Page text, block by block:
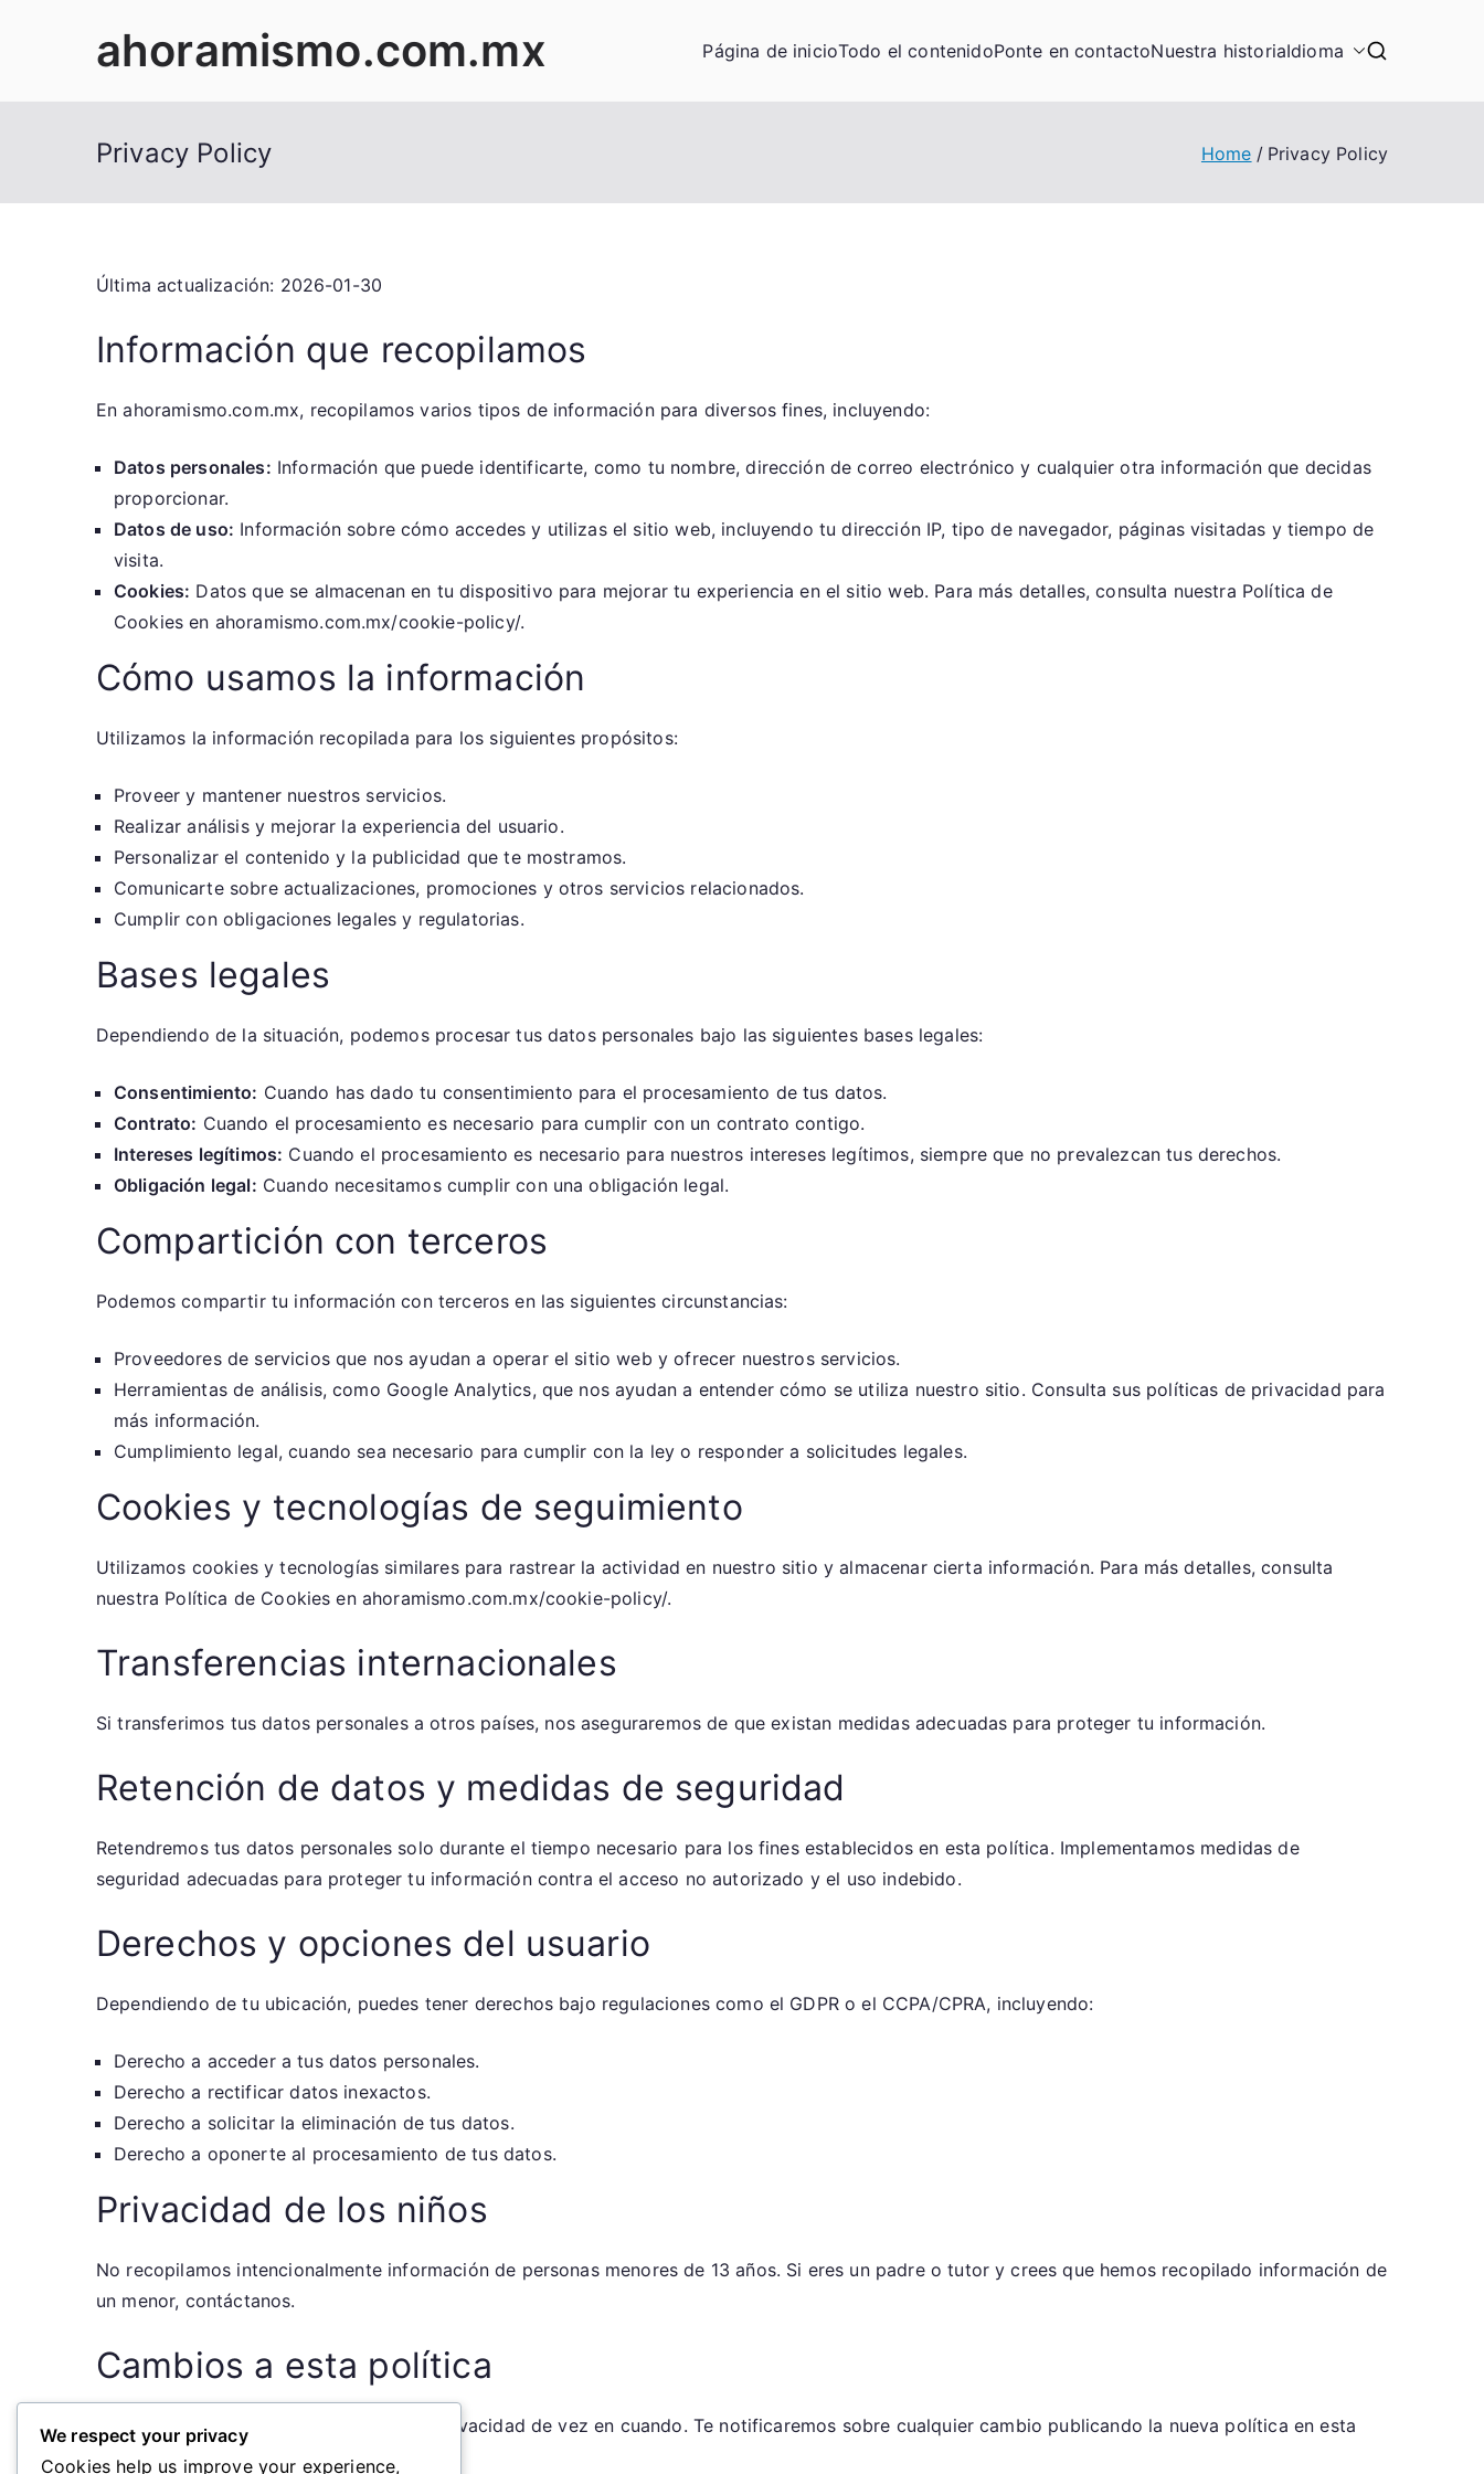
ahoramismo.com.mx Página de inicioTodo el contenidoPonte en contactoNuestra historiaIdioma
Privacy Policy Home Privacy Policy
Última actualización: 2026-01-30
Información que recopilamos
En ahoramismo.com.mx, recopilamos varios tipos de información para diversos fines, incluyendo:
Datos personales: Información que puede identificarte, como tu nombre, dirección de correo electrónico y cualquier otra información que decidas
proporcionar.
Datos de uso: Información sobre cómo accedes y utilizas el sitio web, incluyendo tu dirección IP, tipo de navegador, páginas visitadas y tiempo de
visita.
Cookies: Datos que se almacenan en tu dispositivo para mejorar tu experiencia en el sitio web. Para más detalles, consulta nuestra Política de
Cookies en ahoramismo.com.mx/cookie-policy/.
Cómo usamos la información
Utilizamos la información recopilada para los siguientes propósitos:
Proveer y mantener nuestros servicios.
Realizar análisis y mejorar la experiencia del usuario.
Personalizar el contenido y la publicidad que te mostramos.
Comunicarte sobre actualizaciones, promociones y otros servicios relacionados.
Cumplir con obligaciones legales y regulatorias.
Bases legales
Dependiendo de la situación, podemos procesar tus datos personales bajo las siguientes bases legales:
Consentimiento: Cuando has dado tu consentimiento para el procesamiento de tus datos.
Contrato: Cuando el procesamiento es necesario para cumplir con un contrato contigo.
Intereses legítimos: Cuando el procesamiento es necesario para nuestros intereses legítimos, siempre que no prevalezcan tus derechos.
Obligación legal: Cuando necesitamos cumplir con una obligación legal.
Compartición con terceros
Podemos compartir tu información con terceros en las siguientes circunstancias:
Proveedores de servicios que nos ayudan a operar el sitio web y ofrecer nuestros servicios.
Herramientas de análisis, como Google Analytics, que nos ayudan a entender cómo se utiliza nuestro sitio. Consulta sus políticas de privacidad para
más información.
Cumplimiento legal, cuando sea necesario para cumplir con la ley o responder a solicitudes legales.
Cookies y tecnologías de seguimiento
Utilizamos cookies y tecnologías similares para rastrear la actividad en nuestro sitio y almacenar cierta información. Para más detalles, consulta
nuestra Política de Cookies en ahoramismo.com.mx/cookie-policy/.
Transferencias internacionales
Si transferimos tus datos personales a otros países, nos aseguraremos de que existan medidas adecuadas para proteger tu información.
Retención de datos y medidas de seguridad
Retendremos tus datos personales solo durante el tiempo necesario para los fines establecidos en esta política. Implementamos medidas de
seguridad adecuadas para proteger tu información contra el acceso no autorizado y el uso indebido.
Derechos y opciones del usuario
Dependiendo de tu ubicación, puedes tener derechos bajo regulaciones como el GDPR o el CCPA/CPRA, incluyendo:
Derecho a acceder a tus datos personales.
Derecho a rectificar datos inexactos.
Derecho a solicitar la eliminación de tus datos.
Derecho a oponerte al procesamiento de tus datos.
Privacidad de los niños
No recopilamos intencionalmente información de personas menores de 13 años. Si eres un padre o tutor y crees que hemos recopilado información de
un menor, contáctanos.
Cambios a esta política
Podemos actualizar nuestra Política de Privacidad de vez en cuando. Te notificaremos sobre cualquier cambio publicando la nueva política en esta
página.
We respect your privacy
Cookies help us improve your experience,